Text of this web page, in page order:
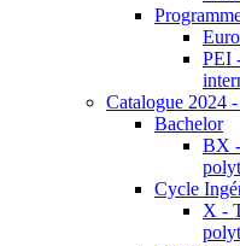
PEI
Catalogue 2024
Bachelor
BX
Cycle
X -